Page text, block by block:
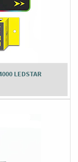
LEDSTAR